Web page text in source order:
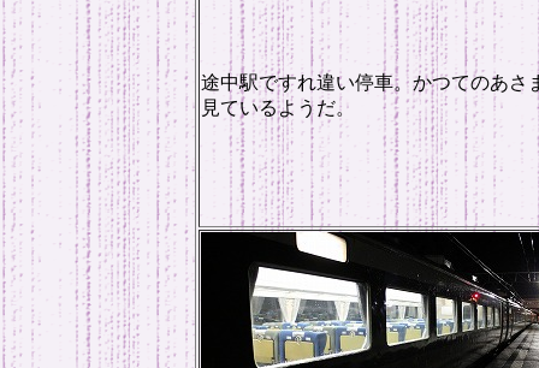
途中駅ですれ違い停車。かつてのあさ
見ているようだ。